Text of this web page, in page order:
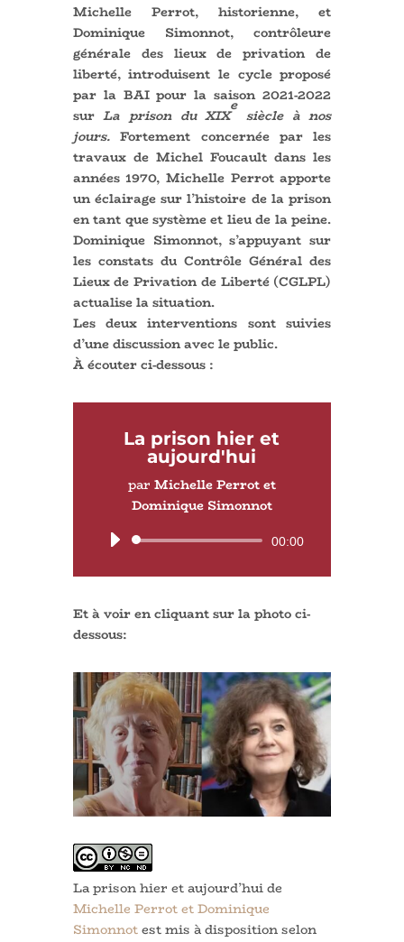
Michelle Perrot, historienne, et
Dominique Simonnot, contrôleure
générale des lieux de privation de
liberté, introduisent le cycle proposé
par la BAI pour la saison 2021-2022
surLa prison du XIX
e
siècle à nos
jours.Fortement concernée par les
travaux de Michel Foucault dans les
années 1970, Michelle Perrot apporte
un éclairage sur l’histoire de la prison
en tant que système et lieu de la peine.
Dominique Simonnot, s’appuyant sur
les constats du Contrôle Général des
Lieux de Privation de Liberté (CGLPL)
actualise la situation.
Les deux interventions sont suivies
d’une discussion avec le public.
À écouter ci-dessous :
La prison hier et
aujourd'hui
par Michelle Perrot et
Dominique Simonnot
Lecteur
00:00
Et à voir en cliquant sur la photo ci-
dessous:
La prison hier et aujourd’hui de
Michelle Perrot et Dominique
Simonnotest mis à disposition selon